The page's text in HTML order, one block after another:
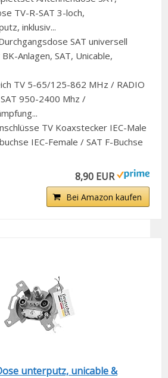
TV-R-SAT 3-loch,
inklusiv...
SAT universell
Anlagen, SAT, Unicable,
TV 5-65/125-862 MHz / RADIO
950-2400 Mhz /
TV Koaxstecker IEC-Male
IEC-Female / SAT F-Buchse
8,90 EUR
Bei Amazon kaufen
unterputz, unicable &